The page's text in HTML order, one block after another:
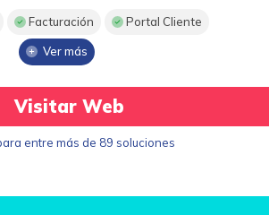
Facturación Portal Cliente
Ver más
Visitar Web
entre más de 89 soluciones